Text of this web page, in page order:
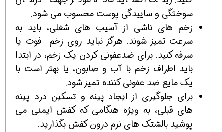
سوختگی و ساییدگی پوست محسوب می شود.
زخم های ناشی از آسیب های شغلی، باید به
سرعت تمیز شوند. هرگز نباید روی زخم فوت یا
سرفه کنید. برای ضدعفونی کردن یک زخم، در ابتدا
باید اطراف زخم با آب و صابون، یا بهتر است با
یک مایع ضد عفونی کننده تمیز شود.
برای جلوگیری از ایجاد پینه و تسکین درد پینه
های قبلی، به ویژه هنگامی که کفش ایمنی می
پوشید بالشتک های نرم درون کفش بگذارید.